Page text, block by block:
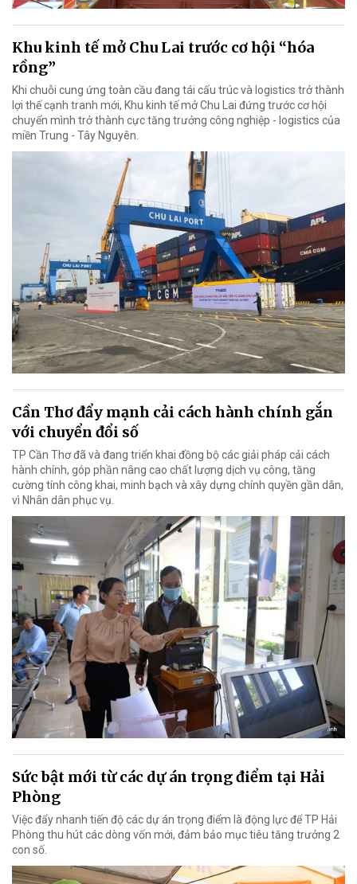
Khu kinh tế mở Chu Lai trước cơ hội “hóa
rồng”
Khi chuỗi cung ứng toàn cầu đang tái cấu trúc và logistics trở thành
lợi thế cạnh tranh mới, Khu kinh tế mở Chu Lai đứng trước cơ hội
chuyển mình trở thành cực tăng trưởng công nghiệp - logistics của
miền Trung - Tây Nguyên.
Cần Thơ đẩy mạnh cải cách hành chính gắn
với chuyển đổi số
TP Cần Thơ đã và đang triển khai đồng bộ các giải pháp cải cách
hành chính, góp phần nâng cao chất lượng dịch vụ công, tăng
cường tính công khai, minh bạch và xây dựng chính quyền gần dân,
vì Nhân dân phục vụ.
Sức bật mới từ các dự án trọng điểm tại Hải
Phòng
Việc đẩy nhanh tiến độ các dự án trọng điểm là động lực để TP Hải
Phòng thu hút các dòng vốn mới, đảm bảo mục tiêu tăng trưởng 2
con số.